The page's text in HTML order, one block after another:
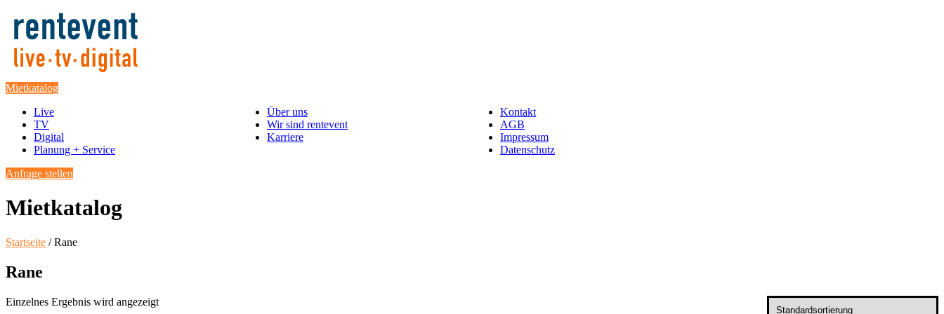
Mietkatalog
Live
TV
Digital
Planung + Service
Über uns
Wir sind rentevent
Karriere
Kontakt
AGB
Impressum
Datenschutz
Anfrage stellen
Mietkatalog
Startseite / Rane
Rane
Einzelnes Ergebnis wird angezeigt